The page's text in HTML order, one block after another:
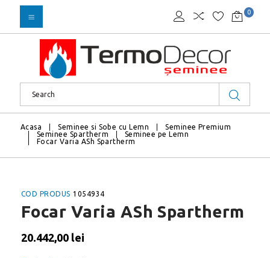
0
Acasa Seminee si Sobe cu Lemn
Seminee Premium
Seminee Spartherm
Seminee pe Lemn
Focar Varia ASh Spartherm
COD PRODUS 1054934
Focar Varia ASh Spartherm
20.442,00 lei